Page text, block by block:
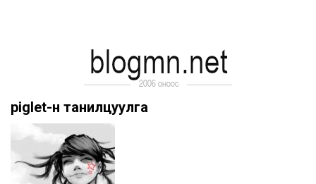
piglet-н танилцуулга